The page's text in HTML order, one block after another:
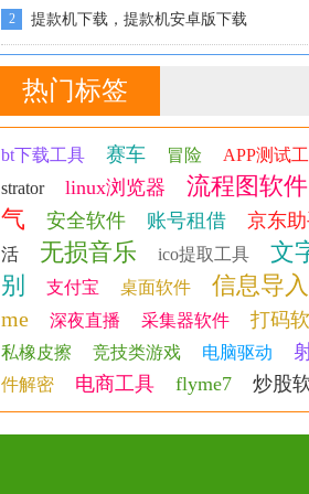
2 提款机下载，提款机安卓版下载
热门标签
bt下载工具 赛车 冒险 APP测试
strator
linux浏览器 流程图软件
气
安全软件 账号租借 京东
活
无损音乐 ico提取工具
文
别
支付宝 桌面软件 信息导入
me
深夜直播 采集器软件 打码
私橡皮擦
竞技类游戏 电脑驱动
件解密
电商工具 flyme7 炒股